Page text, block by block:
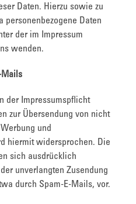
Daten. Hierzu sowie zu
personenbezogene Daten
der im Impressum
wenden.
Mails
der Impressumspflicht
zur Übersendung von nicht
und
hiermit widersprochen. Die
sich ausdrücklich
unverlangten Zusendung
durch Spam-E-Mails, vor.